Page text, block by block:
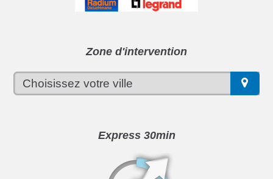
Zone d'intervention
Express 30min